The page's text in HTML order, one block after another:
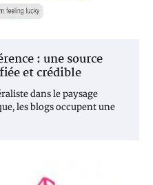
: une source
et crédible
dans le paysage
les blogs occupent une